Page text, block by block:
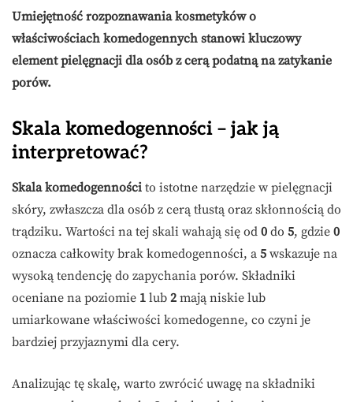
Umiejętność rozpoznawania kosmetyków o
właściwościach komedogennych stanowi kluczowy
element pielęgnacji dla osób z cerą podatną na zatykanie
porów.
Skala komedogenności – jak ją
interpretować?
Skala komedogenności to istotne narzędzie w pielęgnacji
skóry, zwłaszcza dla osób z cerą tłustą oraz skłonnością do
trądziku. Wartości na tej skali wahają się od 0 do 5, gdzie 0
oznacza całkowity brak komedogenności, a 5 wskazuje na
wysoką tendencję do zapychania porów. Składniki
oceniane na poziomie 1 lub 2 mają niskie lub
umiarkowane właściwości komedogenne, co czyni je
bardziej przyjaznymi dla cery.
Analizując tę skalę, warto zwrócić uwagę na składniki